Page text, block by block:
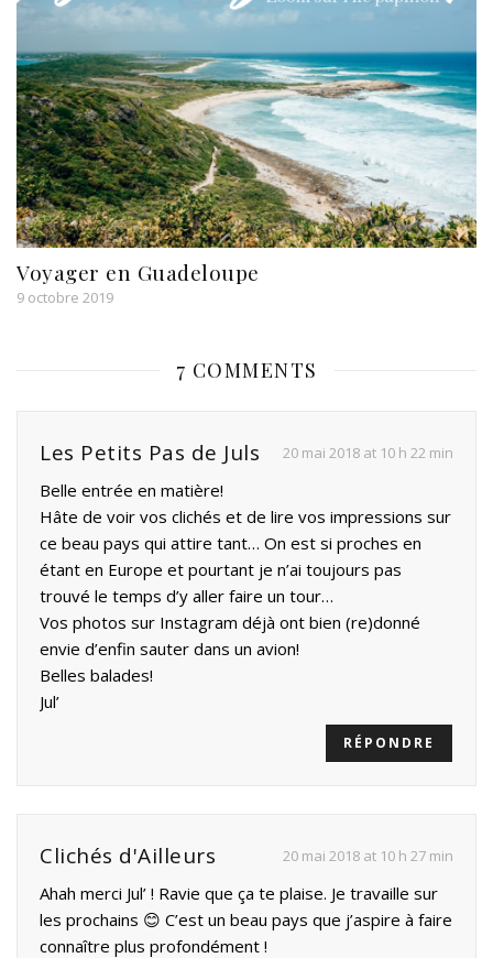
Voyager en Guadeloupe
9 octobre 2019
7 COMMENTS
Les Petits Pas de Juls 20 mai 2018 at 10 h 22 min
Belle entrée en matière!
Hâte de voir vos clichés et de lire vos impressions sur
ce beau pays qui attire tant… On est si proches en
étant en Europe et pourtant je n’ai toujours pas
trouvé le temps d’y aller faire un tour…
Vos photos sur Instagram déjà ont bien (re)donné
envie d’enfin sauter dans un avion!
Belles balades!
Jul’
RÉPONDRE
Clichés d'Ailleurs 20 mai 2018 at 10 h 27 min
Ahah merci Jul’ ! Ravie que ça te plaise. Je travaille sur
les prochains 😊 C’est un beau pays que j’aspire à faire
connaître plus profondément !